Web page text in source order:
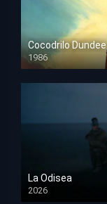
Cocodrilo Dundee
1986
HD 1080p
La Odisea
2026
TS Screener